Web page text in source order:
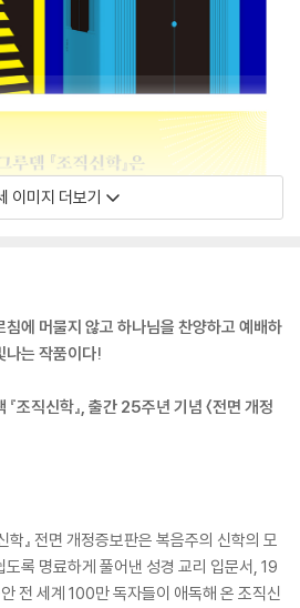
이미지 더보기
에 머물지 않고 하나님을 찬양하고 예배하
나는 작품이다!
조직신학』, 출간 25주년 기념 〈전면 개정
학』 전면 개정증보판은 복음주의 신학의 모
록 명료하게 풀어낸 성경 교리 입문서, 19
전 세계 100만 독자들이 애독해 온 조직신